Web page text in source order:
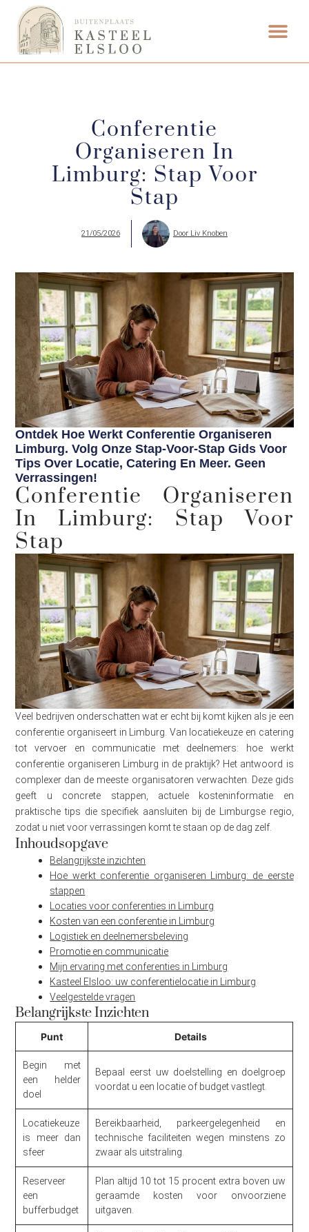
Conferentie
Organiseren In
Limburg: Stap Voor
Stap
21/05/2026 Door Liv Knoben
Ontdek Hoe Werkt Conferentie Organiseren
Limburg. Volg Onze Stap-Voor-Stap Gids Voor
Tips Over Locatie, Catering En Meer. Geen
Verrassingen!
Conferentie Organiseren
In Limburg: Stap Voor
Stap
Veel bedrijven onderschatten wat er echt bij komt kijken als je een
conferentie organiseert in Limburg. Van locatiekeuze en catering
tot vervoer en communicatie met deelnemers: hoe werkt
conferentie organiseren Limburg in de praktijk? Het antwoord is
complexer dan de meeste organisatoren verwachten. Deze gids
geeft u concrete stappen, actuele kosteninformatie en
praktische tips die specifiek aansluiten bij de Limburgse regio,
zodat u niet voor verrassingen komt te staan op de dag zelf.
Inhoudsopgave
Belangrijkste inzichten
Hoe werkt conferentie organiseren Limburg: de eerste
stappen
Locaties voor conferenties in Limburg
Kosten van een conferentie in Limburg
Logistiek en deelnemersbeleving
Promotie en communicatie
Mijn ervaring met conferenties in Limburg
Kasteel Elsloo: uw conferentielocatie in Limburg
Veelgestelde vragen
Belangrijkste Inzichten
Punt Details
Begin met
een helder
doel
Bepaal eerst uw doelstelling en doelgroep
voordat u een locatie of budget vastlegt.
Locatiekeuze
is meer dan
sfeer
Bereikbaarheid, parkeergelegenheid en
technische faciliteiten wegen minstens zo
zwaar als uitstraling.
Reserveer
een
bufferbudget
Plan altijd 10 tot 15 procent extra boven uw
geraamde kosten voor onvoorziene
uitgaven.